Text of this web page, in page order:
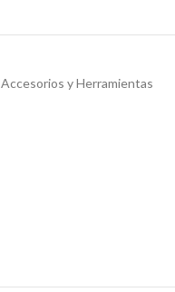
Accesorios y Herramientas